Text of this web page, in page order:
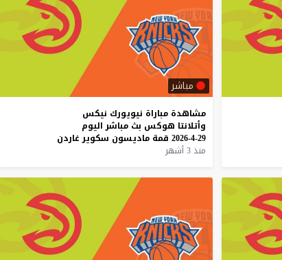
مباشر
مشاهدة مباراة نيويورك نيكس
وأتلانتا هوكس بث مباشر اليوم
29-4-2026
قمة ماديسون سكوير غاردن
منذ 3 أشهر